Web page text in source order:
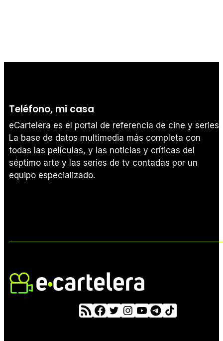
Teléfono, mi casa
eCartelera es el portal de referencia de cine y series.
La base de datos multimedia más completa con
todas las películas, y las noticias y críticas del
séptimo arte y las series de tv contadas por un
equipo especializado.